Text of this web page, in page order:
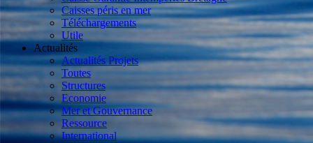
Caisses péris en mer
Téléchargements
Utile
Actualités
Actualités Projets
Toutes
Structures
Economie
Mer et Gouvernance
Ressource
International